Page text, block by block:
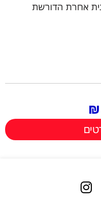
אחרת הדורשת
₪